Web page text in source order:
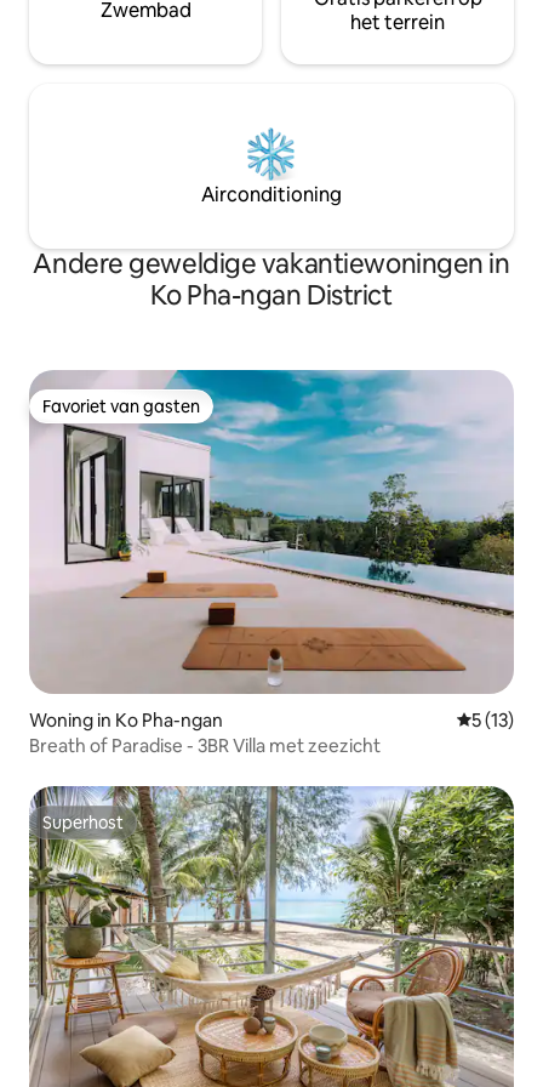
Zwembad
het terrein
Airconditioning
Andere geweldige vakantiewoningen in
Ko Pha-ngan District
Favoriet van gasten
Favoriet van gasten
Woning in Ko Pha-ngan
5 (13)
Breath of Paradise - 3BR Villa met zeezicht
Superhost
Superhost